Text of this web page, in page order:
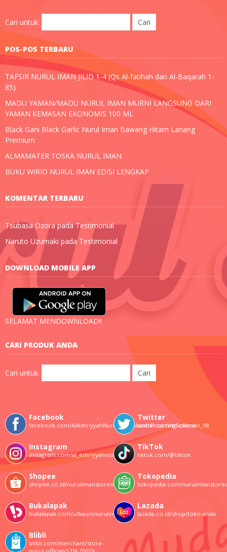
Cari untuk:
POS-POS TERBARU
TAFSIR NURUL IMAN JILID 1-4 (Qs Al-fatihah dan Al-Baqarah 1-
85)
MADU YAMAN/MADU NURUL IMAN MURNI LANGSUNG DARI
YAMAN KEMASAN EKONOMIS 100 ML
Black Gani Black Garlic Nurul Iman Bawang Hitam Lanang
Premium
ALMAMATER TOSKA NURUL IMAN
BUKU WIRID NURUL IMAN EDISI LENGKAP
KOMENTAR TERBARU
Tsubasa OzorapadaTestimonial
Naruto Uzumaki pada Testimonial
DOWNLOAD MOBILE APP
SELAMAT MENDOWNLOAD!!
CARI PRODUK ANDA
Cari untuk:
Facebook
facebook.com/AlAshriyyahNurulImanIslamicBoardingSchool
Twitter
twitter.com/nuruliman_98
Instagram
instagram.com/al_ashriyyahnuruliman/
TikTok
tiktok.com/@tiktok
Shopee
shopee.co.id/nurulimanstoreofficial
Tokopedia
tokopedia.com/
Bukalapak
bukalapak.com/u/baumnuruliman
Lazada
lazada.co.id/shop/toko-anda
Blibli
blibli.com/merchant/store-